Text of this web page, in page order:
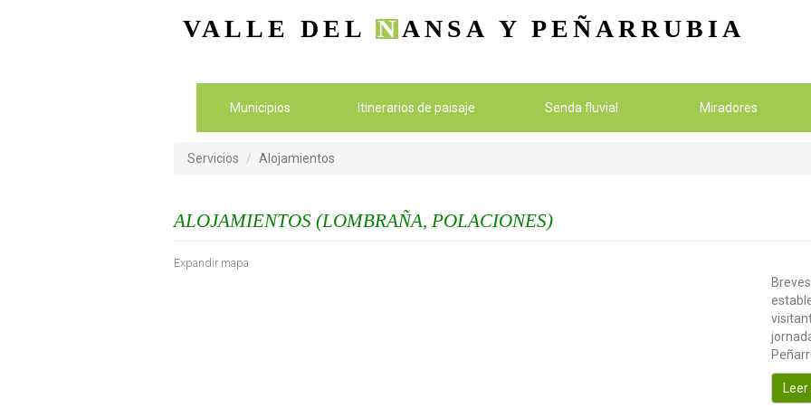
VALLE DEL NANSA Y PEÑARRUBIA
Municipios Itinerarios de paisaje Senda fluvial Miradores
Servicios Alojamientos
ALOJAMIENTOS (LOMBRAÑA, POLACIONES)
Expandir mapa